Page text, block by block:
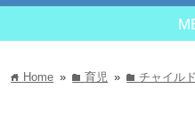
home Home » folder 育児 » folderチャイル